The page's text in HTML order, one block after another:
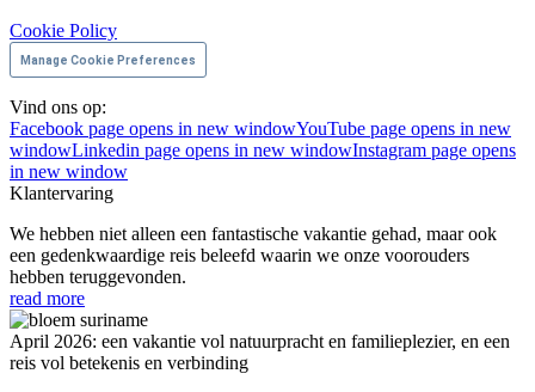
Cookie Policy
Manage Cookie Preferences
Vind ons op:
Facebook page opens in new windowYouTube page opens in new
windowLinkedin page opens in new windowInstagram page opens
in new window
Klantervaring
We hebben niet alleen een fantastische vakantie gehad, maar ook
een gedenkwaardige reis beleefd waarin we onze voorouders
hebben teruggevonden.
read more
April 2026: een vakantie vol natuurpracht en familieplezier, en een
reis vol betekenis en verbinding